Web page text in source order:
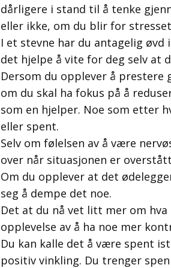
dårligere i stand til å tenke
eller ikke, om du blir for
I et stevne har du antagelig
det hjelpe å vite for deg selv at
Dersom du opplever å prestere
om du skal ha fokus på å
som en hjelper. Noe som etter
eller spent.
Selv om følelsen av å være
over når situasjonen er
Om du opplever at det
seg å dempe det noe.
Det at du nå vet litt mer om
opplevelse av å ha noe mer
Du kan kalle det å være spent
positiv vinkling. Du trenger